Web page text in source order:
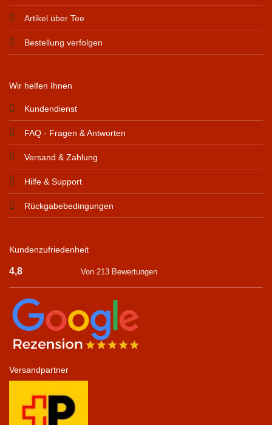
Artikel über Tee
Bestellung verfolgen
Wir helfen Ihnen
Kundendienst
FAQ - Fragen & Antworten
Versand & Zahlung
Hilfe & Support
Rückgabebedingungen
Kundenzufriedenheit
4,8 Von 213 Bewertungen
Versandpartner